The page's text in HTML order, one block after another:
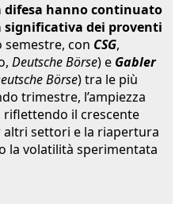
difesa hanno continuato
significativa dei proventi
semestre, con CSG,
Deutsche Börse) e Gabler
Börse) tra le più
trimestre, l’ampiezza
riflettendo il crescente
settori e la riapertura
la volatilità sperimentata